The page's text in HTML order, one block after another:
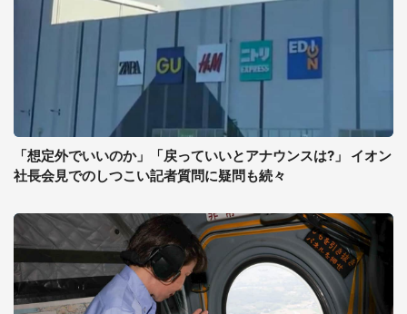
「想定外でいいのか」「戻っていいとアナウンスは?」 イオン
社長会見でのしつこい記者質問に疑問も続々